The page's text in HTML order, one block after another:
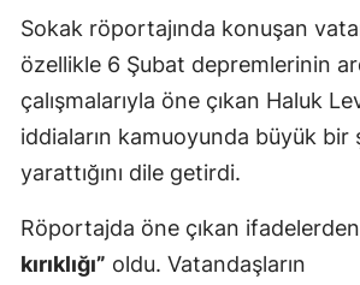
Sokak röportajında konuşan
özellikle 6 Şubat depremlerinin
çalışmalarıyla öne çıkan Haluk
iddiaların kamuoyunda büyük bir
yarattığını dile getirdi.
Röportajda öne çıkan
kırıklığı” oldu. Vatandaşların